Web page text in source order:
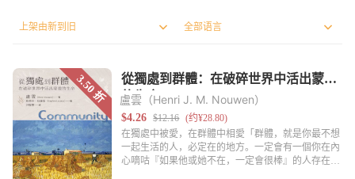
盧雲（Henri J. M. Nouwen）